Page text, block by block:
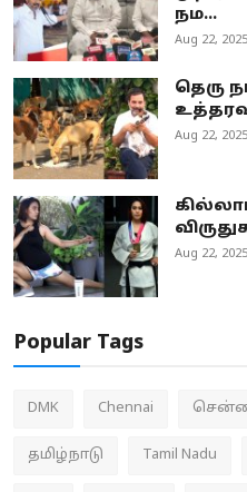
நம...
Aug 22, 2025
தெரு
Aug 22, 2025
Aug 22, 2025
Popular Tags
DMK Chennai
தமிழ்நாடு Tamil Nadu